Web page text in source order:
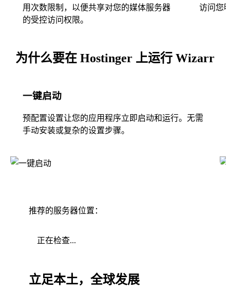
用次数限制，以便共享对您的媒体服务器
的受控访问权限。
访问您
为什么要在 Hostinger 上运行 Wizarr
一键启动
预配置设置让您的应用程序立即启动和运行。无需
手动安装或复杂的设置步骤。
推荐的服务器位置：
正在检查...
立足本土，全球发展